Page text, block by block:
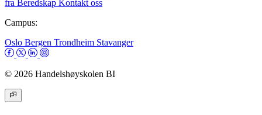
fra Beredskap Kontakt oss
Campus:
Oslo Bergen Trondheim Stavanger
© 2026 Handelshøyskolen BI